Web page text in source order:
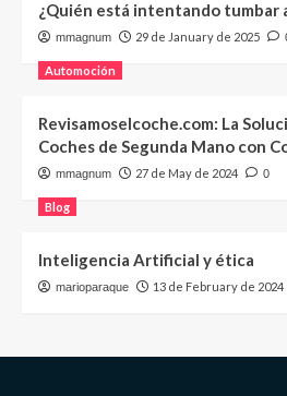
¿Quién está intentando tumbar
mmagnum 29 de January de 2025
Automoción
Revisamoselcoche.com: La
Coches de Segunda Mano con
mmagnum 27 de May de 2024 0
Blog
Inteligencia Artificial y ética
marioparaque 13 de February de 2024